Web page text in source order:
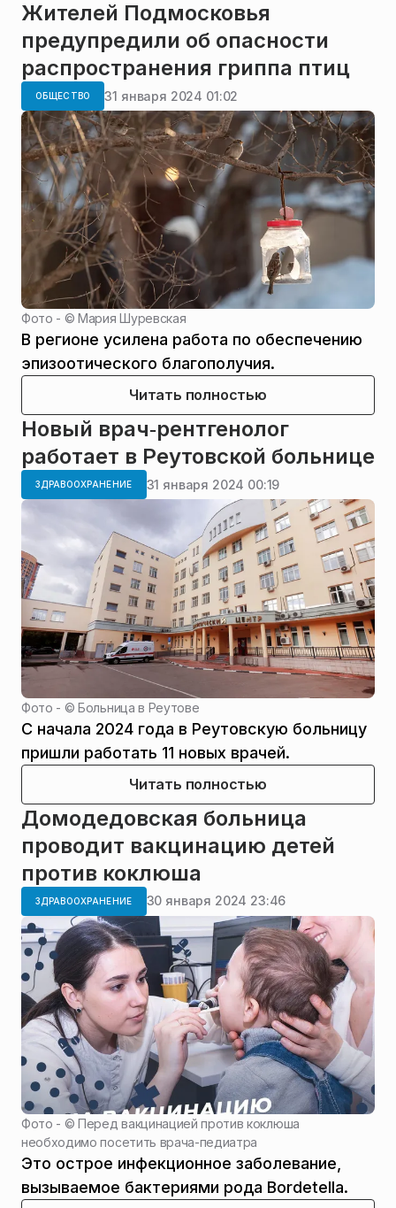
Жителей Подмосковья
предупредили об опасности
распространения гриппа птиц
ОБЩЕСТВО 31 января 2024 01:02
Фото - ©Мария Шуревская
В регионе усилена работа по обеспечению
эпизоотического благополучия.
Читать полностью
Новый врач‑рентгенолог
работает в Реутовской больнице
ЗДРАВООХРАНЕНИЕ 31 января 2024 00:19
Фото - ©Больница в Реутове
С начала 2024 года в Реутовскую больницу
пришли работать 11 новых врачей.
Читать полностью
Домодедовская больница
проводит вакцинацию детей
против коклюша
ЗДРАВООХРАНЕНИЕ 30 января 2024 23:46
Фото - ©Перед вакцинацией против коклюша
необходимо посетить врача-педиатра
Это острое инфекционное заболевание,
вызываемое бактериями рода Bordetella.